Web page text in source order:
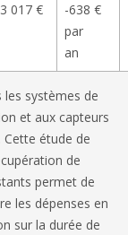
017 €
-638 €
par
an
systèmes de
et aux capteurs
Cette étude de
de
permet de
les dépenses en
sur la durée de